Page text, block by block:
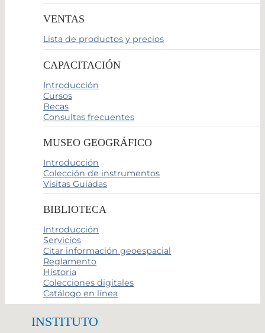
VENTAS
Lista de productos y precios
CAPACITACIÓN
Introducción
Cursos
Becas
Consultas frecuentes
MUSEO GEOGRÁFICO
Introducción
Colección de instrumentos
Visitas Guiadas
BIBLIOTECA
Introducción
Servicios
Citar información geoespacial
Reglamento
Historia
Colecciones digitales
Catálogo en línea
INSTITUTO